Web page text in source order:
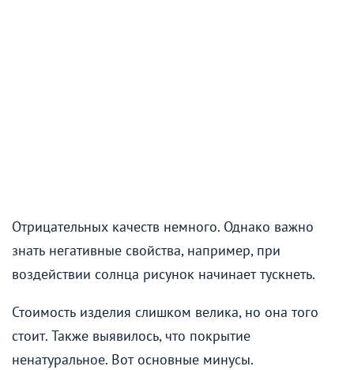
Отрицательных качеств немного. Однако важно
знать негативные свойства, например, при
воздействии солнца рисунок начинает тускнеть.
Стоимость изделия слишком велика, но она того
стоит. Также выявилось, что покрытие
ненатуральное. Вот основные минусы.